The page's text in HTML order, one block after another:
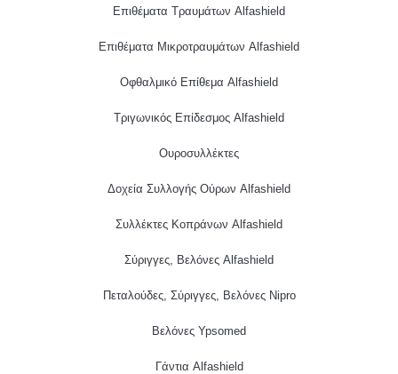
Επιθέματα Τραυμάτων Alfashield
Επιθέματα Μικροτραυμάτων Alfashield
Οφθαλμικό Eπίθεμα Alfashield
Τριγωνικός Επίδεσμος Alfashield
Ουροσυλλέκτες
Δοχεία Συλλογής Ούρων Alfashield
Συλλέκτες Κοπράνων Alfashield
Σύριγγες, Βελόνες Alfashield
Πεταλούδες, Σύριγγες, Βελόνες Nipro
Βελόνες Ypsomed
Γάντια Alfashield